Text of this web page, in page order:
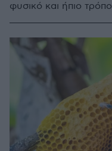
φυσικό και ήπιο τρόπο